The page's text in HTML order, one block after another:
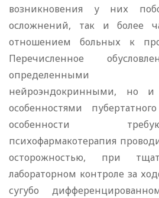
возникновения у них
осложнений, так и более
отношением больных к
Перечисленное
определенными
нейроэндокринными, но и
особенностями
особенности
психофармакотерапия
осторожностью, при
лабораторном контроле за
сугубо